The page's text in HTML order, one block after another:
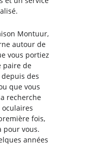
Montuur,
autour de
vous portiez
paire de
des
que vous
recherche
fois,
pour vous.
années